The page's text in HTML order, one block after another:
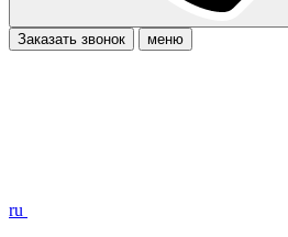
Заказать звонок меню
ru